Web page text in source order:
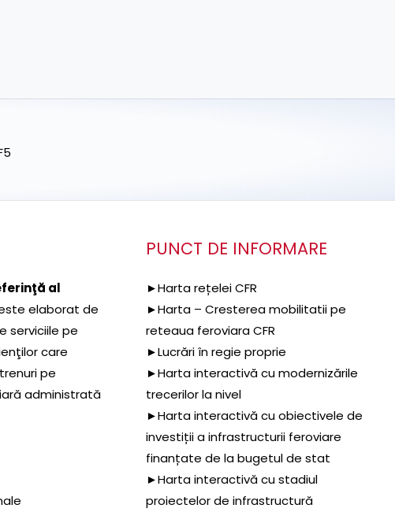
al
elaborat de
serviciile pe
care
pe
administrată
PUNCT DE INFORMARE
►Harta rețelei CFR
►Harta – Cresterea mobilitatii pe
reteaua feroviara CFR
►Lucrări în regie proprie
►Harta interactivă cu modernizările
trecerilor la nivel
►Harta interactivă cu obiectivele de
investiții a infrastructurii feroviare
finanțate de la bugetul de stat
►Harta interactivă cu stadiul
proiectelor de infrastructură